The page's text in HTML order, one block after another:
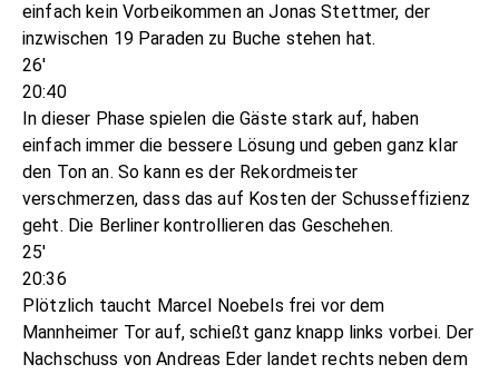
einfach kein Vorbeikommen an Jonas Stettmer, der
inzwischen 19 Paraden zu Buche stehen hat.
26'
20:40
In dieser Phase spielen die Gäste stark auf, haben
einfach immer die bessere Lösung und geben ganz klar
den Ton an. So kann es der Rekordmeister
verschmerzen, dass das auf Kosten der Schusseffizienz
geht. Die Berliner kontrollieren das Geschehen.
25'
20:36
Plötzlich taucht Marcel Noebels frei vor dem
Mannheimer Tor auf, schießt ganz knapp links vorbei. Der
Nachschuss von Andreas Eder landet rechts neben dem